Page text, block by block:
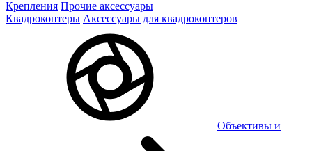
Крепления Прочие аксессуары
Квадрокоптеры Аксессуары для квадрокоптеров
Объективы и